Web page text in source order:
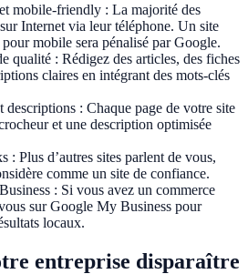
mobile-friendly : La majorité des
Internet via leur téléphone. Un site
mobile sera pénalisé par Google.
qualité : Rédigez des articles, des fiches
claires en intégrant des mots-clés
descriptions : Chaque page de votre site
et une description optimisée
: Plus d’autres sites parlent de vous,
comme un site de confiance.
: Si vous avez un commerce
sur Google My Business pour
locaux.
entreprise disparaître